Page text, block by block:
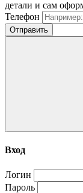
детали и сам
Телефон
Отправить
Вход
Логин
Пароль